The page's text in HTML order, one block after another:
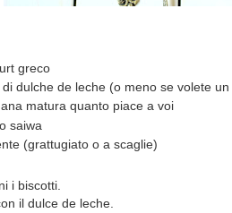
greco
dulche de leche (o meno se volete
matura quanto piace a voi
saiwa
(grattugiato o a scaglie)
i biscotti.
il dulce de leche.